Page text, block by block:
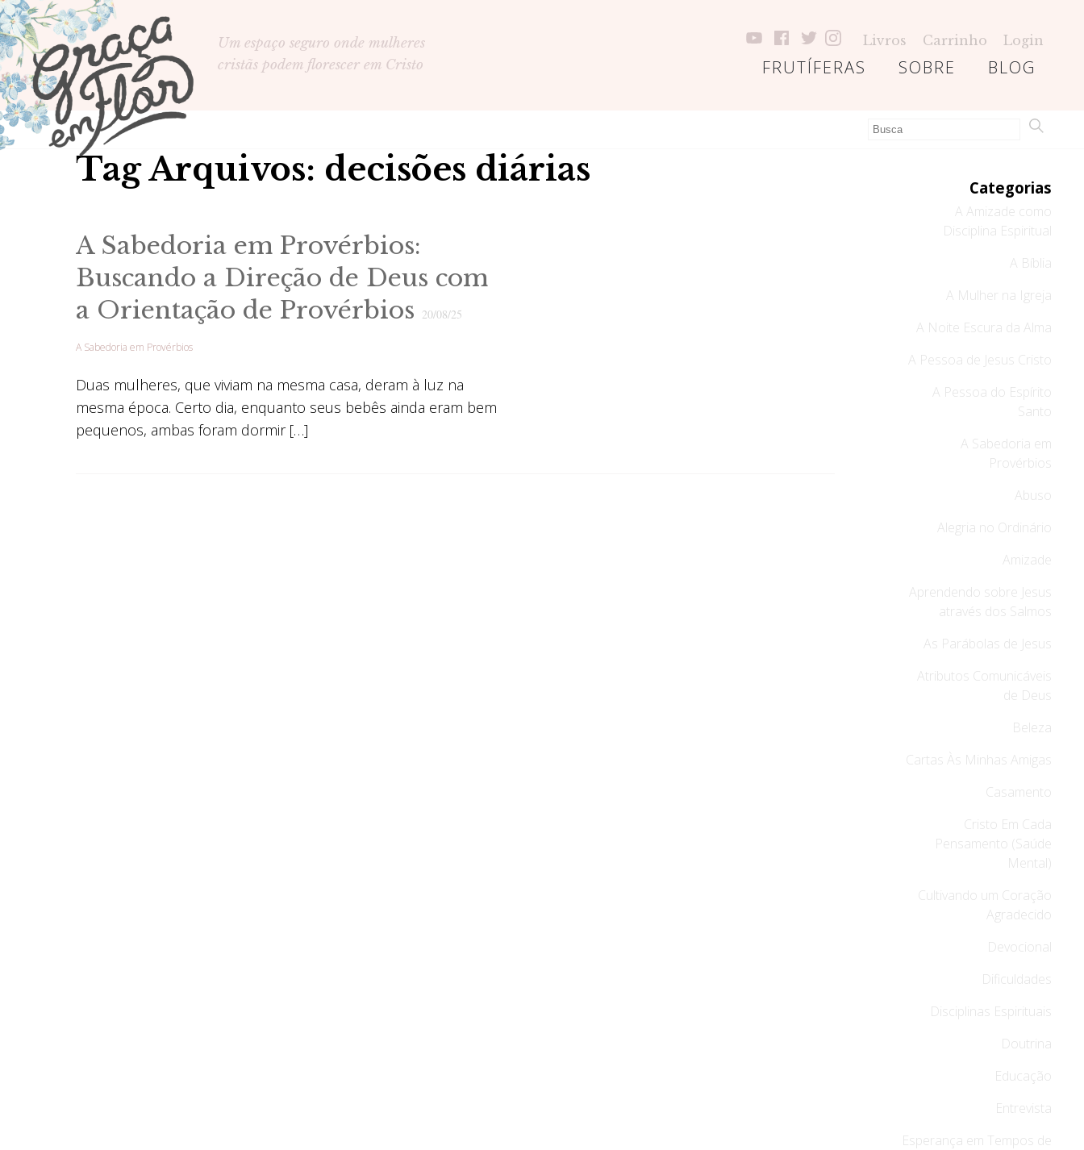
Um espaço seguro onde mulheres
cristãs podem florescer em Cristo
Livros Carrinho Login
BLOG
SOBRE
FRUTÍFERAS
Tag Arquivos: decisões diárias
A Sabedoria em Provérbios:
Buscando a Direção de Deus com
a Orientação de Provérbios 20/08/25
A Sabedoria em Provérbios
Duas mulheres, que viviam na mesma casa, deram à luz na
mesma época. Certo dia, enquanto seus bebês ainda eram bem
pequenos, ambas foram dormir […]
Categorias
A Amizade como
Disciplina Espiritual
A Bíblia
A Mulher na Igreja
A Noite Escura da Alma
A Pessoa de Jesus Cristo
A Pessoa do Espírito
Santo
A Sabedoria em
Provérbios
Abuso
Alegria no Ordinário
Amizade
Aprendendo sobre Jesus
através dos Salmos
As Parábolas de Jesus
Atributos Comunicáveis
de Deus
Beleza
Cartas Às Minhas Amigas
Casamento
Cristo Em Cada
Pensamento (Saúde
Mental)
Cultivando um Coração
Agradecido
Devocional
Dificuldades
Disciplinas Espirituais
Doutrina
Educação
Entrevista
Esperança em Tempos de